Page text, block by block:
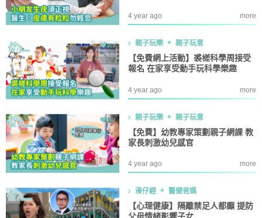
4 year ago more
親子玩樂 親子玩意
【免費網上活動】裘槎科學周接受
報名 在家享受動手玩科學樂趣
4 year ago more
親子玩樂 親子玩意
【免費】幼教專家策劃親子網課 教
家長刺激幼兒感官
4 year ago more
湊仔經 醫健爸媽
【心理健康】隔離禁足人都癲 提防